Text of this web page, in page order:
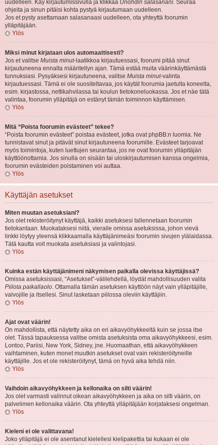
uudelleen. Käy kirjautumissivulla ja klikkaa Unohdin salasanani. Seuraa
ohjeita ja sinun pitäisi kohta pystyä kirjautumaan uudelleen.
Jos et pysty asettamaan salasanaasi uudelleen, ota yhteyttä foorumin
ylläpitäjään.
Ylös
Miksi minut kirjataan ulos automaattisesti?
Jos et valitse Muista minut-laatikkoa kirjautuessasi, foorumi pitää sinut
kirjautuneena ennalta määritellyn ajan. Tämä estää muita väärinkäyttämästä
tunnuksiasi. Pysyäksesi kirjautuneena, valitse Muista minut-valinta
kirjautuessasi. Tämä ei ole suositeltavaa, jos käytät foorumia jaetulta koneelta,
esim. kirjastossa, nettikahvilassa tai koulun tietokoneluokassa. Jos et näe tätä
valintaa, foorumin ylläpitäjä on estänyt tämän toiminnon käyttämisen.
Ylös
Mitä “Poista foorumin evästeet” tekee?
“Poista foorumin evästeet” poistaa evästeet, jotka ovat phpBB:n luomia. Ne
tunnistavat sinut ja pitävät sinut kirjautuneena foorumille. Evästeet tarjoavat
myös toimintoja, kuten luettujen seurantaa, jos ne ovat foorumin ylläpitäjän
käyttöönottamia. Jos sinulla on sisään tai uloskirjautumisen kanssa ongelmia,
foorumin evästeiden poistaminen voi auttaa.
Ylös
Käyttäjän asetukset
Miten muutan asetuksiani?
Jos olet rekisteröitynyt käyttäjä, kaikki asetuksesi tallennetaan foorumin
tietokantaan. Muokataksesi niitä, vieraile omissa asetuksissa, johon vievä
linkki löytyy yleensä klikkaamalla käyttäjänimeäsi foorumin sivujen ylälaidassa.
Tätä kautta voit muokata asetuksiasi ja valintojasi.
Ylös
Kuinka estän käyttäjänimeni näkymisen paikalla olevissa käyttäjissä?
Omissa asetuksissasi, “Asetukset”-välilehdellä, löydät mahdollisuuden valita
Piilota paikallaolo. Ottamalla tämän asetuksen käyttöön näyt vain ylläpitäjille,
valvojille ja itsellesi. Sinut lasketaan piilossa oleviin käyttäjiin.
Ylös
Ajat ovat väärin!
On mahdollista, että näytetty aika on eri aikavyöhykkeeltä kuin se jossa itse
olet. Tässä tapauksessa valitse omista asetuksista oma aikavyöhykkeesi, esim.
Lontoo, Pariisi, New York, Sidney, jne. Huomaathan, että aikavyöhykkeen
vaihtaminen, kuten monet muutkin asetukset ovat vain rekisteröityneille
käyttäjille. Jos et ole rekisteröitynyt, tämä on hyvä aika tehdä niin.
Ylös
Vaihdoin aikavyöhykkeen ja kellonaika on silti väärin!
Jos olet varmasti valinnut oikean aikavyöhykkeen ja aika on silti väärin, on
palvelimen kellonaika väärin. Ota yhteyttä ylläpitäjään korjataksesi ongelman.
Ylös
Kieleni ei ole valittavana!
Joko ylläpitäjä ei ole asentanut kielellesi kielipakettia tai kukaan ei ole